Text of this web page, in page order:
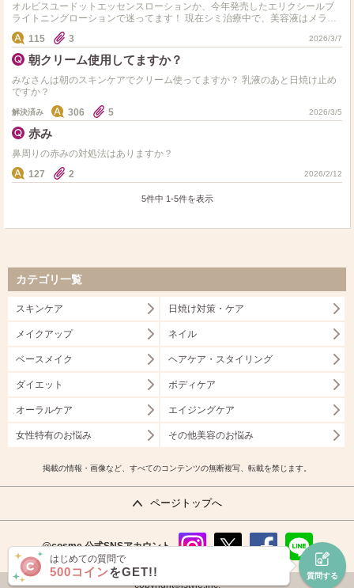
オルビスユードットエッセンスローションか、今年発売したエリクシールブ
ライトニングローションで迷ってます！ 現在シミ治療中で、美容液はメラノ
ショットを使ってるのですが、化粧水をどっちにしようか迷っ…
115 3 2026/3/7
朝クリーム使用してますか？
みなさんは朝のスキンケアでクリーム使ってますか？ 乳液のあと日焼け止め
ですか？
解決済み 306 5 2026/3/5
赤み
鼻周りの赤みの対処法はありますか？
127
2 2026/2/12
5件中 1 -5件を表示
はじめての質問で
500コインをGET!! 質問する
カテゴリ一覧
スキンケア 日焼け対策・ケア
メイクアップ ネイル
ベースメイク ヘアケア・スタイリング
ダイエット ボディケア
オーラルケア エイジングケア
女性特有のお悩み その他美容のお悩み
掲載の情報・画像など、すべてのコンテンツの無断複写、転載を禁じます。
ページトップへ
@cosme公式SNSアカウント
line
copyright©istyle,inc.